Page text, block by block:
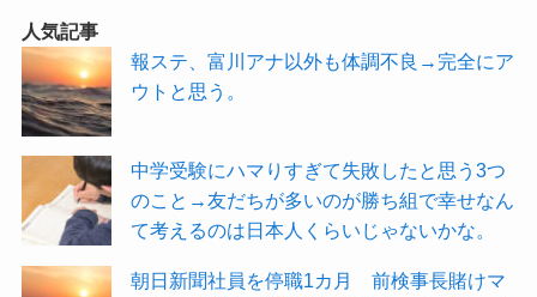
人気記事
報ステ、富川アナ以外も体調不良→完全にア
ウトと思う。
中学受験にハマりすぎて失敗したと思う3つ
のこと→友だちが多いのが勝ち組で幸せなん
て考えるのは日本人くらいじゃないかな。
朝日新聞社員を停職1カ月 前検事長賭けマ